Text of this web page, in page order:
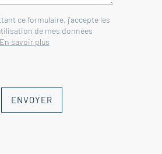
ce formulaire, j'accepte les
de mes données
En savoir plus
ENVOYER